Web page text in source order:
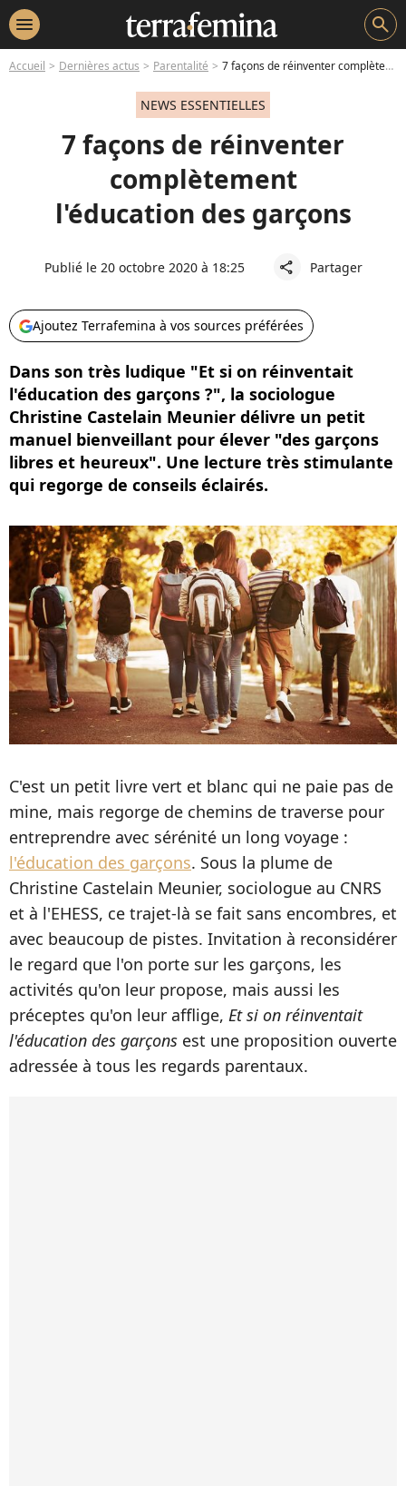
menu search
Accueil Dernières actus Parentalité 7 façons de réinventer complètement l'éducation des garçons
NEWS ESSENTIELLES
7 façons de réinventer
complètement
l'éducation des garçons
Publié le 20 octobre 2020 à 18:25 share Partager
Ajoutez Terrafemina à vos sources préférées
Dans son très ludique "Et si on réinventait
l'éducation des garçons ?", la sociologue
Christine Castelain Meunier délivre un petit
manuel bienveillant pour élever "des garçons
libres et heureux". Une lecture très stimulante
qui regorge de conseils éclairés.
C'est un petit livre vert et blanc qui ne paie pas de
mine, mais regorge de chemins de traverse pour
entreprendre avec sérénité un long voyage :
l'éducation des garçons. Sous la plume de
Christine Castelain Meunier, sociologue au CNRS
et à l'EHESS, ce trajet-là se fait sans encombres, et
avec beaucoup de pistes. Invitation à reconsidérer
le regard que l'on porte sur les garçons, les
activités qu'on leur propose, mais aussi les
préceptes qu'on leur afflige, Et si on réinventait
l'éducation des garçons est une proposition ouverte
adressée à tous les regards parentaux.